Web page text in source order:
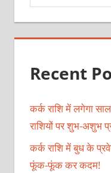
Recent
कर्क राशि में लगेगा
राशियों पर शुभ-अशुभ
कर्क राशि में बुध के
फूंक-फूंक कर कदम!